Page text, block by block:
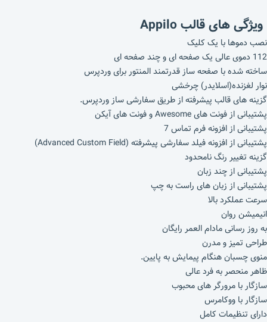
ویژگی های قالبAppilo
نصب دموها با یک کلیک
112 دموی عالی یک صفحه ای و چند صفحه ای
ساخته شده با صفحه ساز قدرتمند المنتور برای وردپرس
نوار لغزنده(اسلایدر) چرخشی
گزینه های قالب پیشرفته از طریق سفارشی ساز وردپرس.
پشتیبانی از فونت های Awesome و فونت های آیکن
پشتیبانی از افزونه فرم تماس 7
پشتیبانی از افزونه فیلد سفارشی پیشرفته (Advanced Custom Field)
گزینه تغییر رنگ نامحدود
پشتیبانی از چند زبان
پشتیبانی از زبان های راست به چپ
سرعت عملکرد بالا
انیمیشن روان
به روز رسانی مادام العمر رایگان
طراحی تمیز و مدرن
منوی چسبان هنگام پیمایش به پایین.
ظاهر منحصر به فرد عالی
سازگار با مرورگر های محبوب
سازگار با ووکامرس
دارای تنظیمات کامل